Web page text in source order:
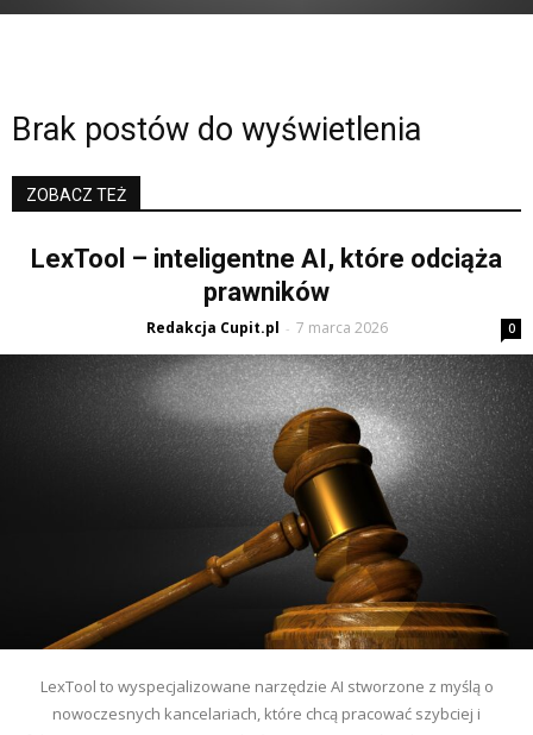
Brak postów do wyświetlenia
ZOBACZ TEŻ
LexTool – inteligentne AI, które odciąża
prawników
Redakcja Cupit.pl - 7 marca 2026 0
LexTool to wyspecjalizowane narzędzie AI stworzone z myślą o
nowoczesnych kancelariach, które chcą pracować szybciej i